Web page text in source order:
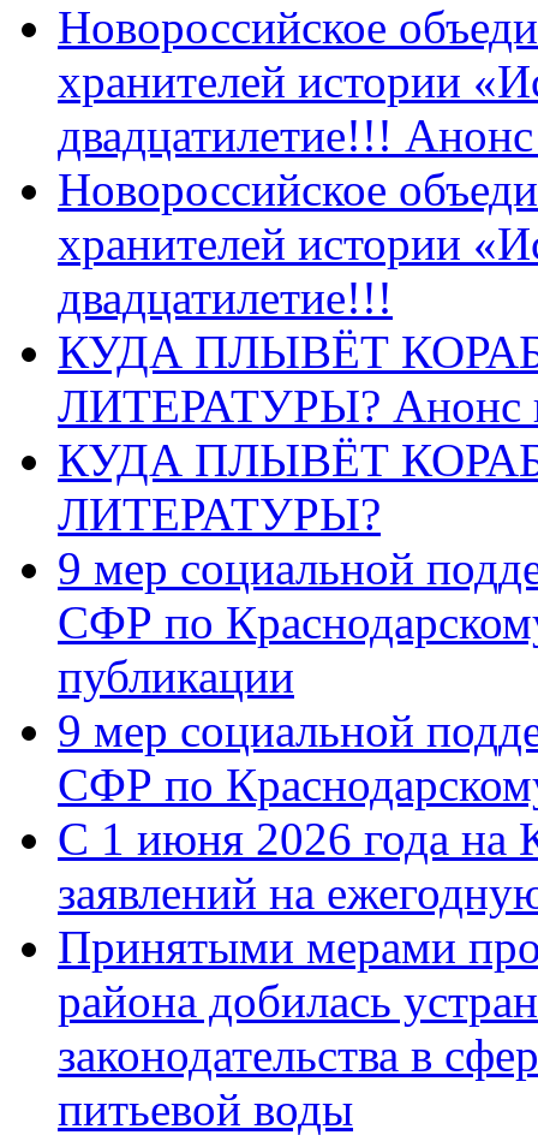
Новороссийское
хранителей истории
двадцатилетие!!!
Новороссийское
хранителей истории
двадцатилетие!!!
КУДА ПЛЫВЁТ
ЛИТЕРАТУРЫ? Анонс
КУДА ПЛЫВЁТ
ЛИТЕРАТУРЫ?
9 мер социальной
СФР по
публикации
9 мер социальной
СФР по
С 1 июня 2026 года на
заявлений на
Принятыми мерами
района добилась
законодательства в
питьевой воды